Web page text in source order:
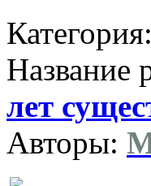
Категория:
Название
лет
Авторы: